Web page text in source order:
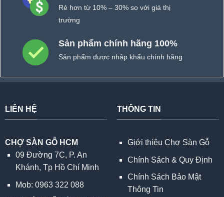
Rẻ hơn từ 10% – 30% so với giá thị
trường
Sản phẩm chính hãng 100%
Sản phẩm được nhập khẩu chính hãng
LIÊN HỆ
CHỢ SÀN GỖ HCM
09 Đường 7C, P. An
Khánh, Tp Hồ Chí Minh
Mob: 0963 322 088
THÔNG TIN
Giới thiệu Chợ Sàn Gỗ
Chính Sách & Quy Định
Chính Sách Bảo Mật
Thông Tin